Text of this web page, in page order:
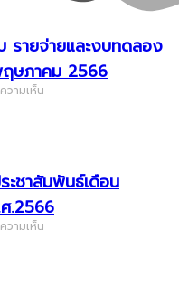
รายจ่ายและงบทดลอง
ฤษภาคม 2566
วามเห็น
ะชาสัมพันธ์เดือน
.2566
วามเห็น